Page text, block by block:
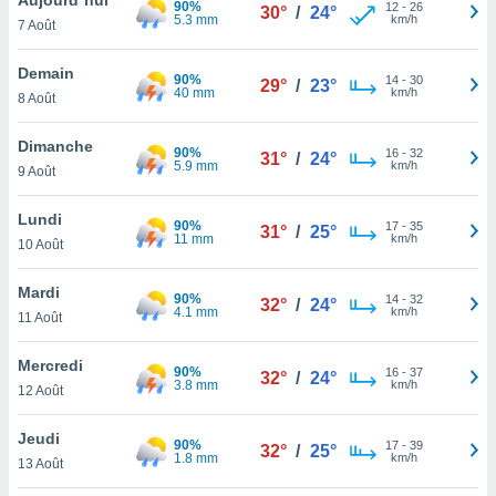
et
»,
au
vous
qu'ils
ou
le
ainsi
un
la
du
7 Août
90%
5.3 mm
30° / 24° 12- 26
km/h
Demain
8 Août
90%
40 mm
29° / 23° 14- 30
km/h
Dimanche
9 Août
90%
5.9 mm
31° / 24° 16- 32
km/h
Lundi
10 Août
90%
11 mm
31° / 25° 17- 35
km/h
Mardi
11 Août
90%
4.1 mm
32° / 24° 14- 32
km/h
Mercredi
12 Août
90%
3.8 mm
32° / 24° 16- 37
km/h
Jeudi
13 Août
90%
1.8 mm
32° / 25° 17- 39
km/h